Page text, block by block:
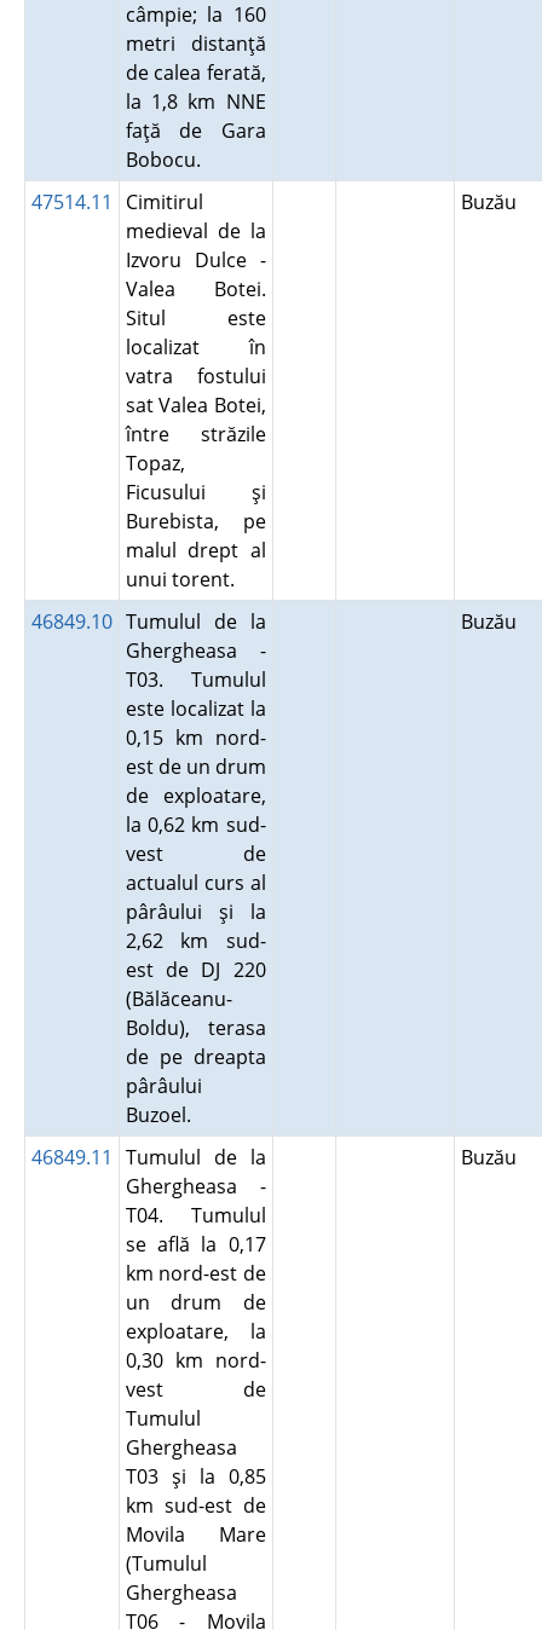
câmpie; la 160
metri distanţă
de calea ferată,
la 1,8 km NNE
faţă de Gara
Bobocu.
47514.11
Cimitirul
medieval de la
Izvoru Dulce -
Valea Botei.
Situl este
localizat în
vatra fostului
sat Valea Botei,
între străzile
Topaz,
Ficusului şi
Burebista, pe
malul drept al
unui torent.
Buzău
46849.10 Tumulul de la
Ghergheasa -
T03. Tumulul
este localizat la
0,15 km nord-
est de un drum
de exploatare,
la 0,62 km sud-
vest de
actualul curs al
pârâului şi la
2,62 km sud-
est de DJ 220
(Bălăceanu-
Boldu), terasa
de pe dreapta
pârâului
Buzoel.
Buzău
46849.11
Tumulul de la
Ghergheasa -
T04. Tumulul
se află la 0,17
km nord-est de
un drum de
exploatare, la
0,30 km nord-
vest de
Tumulul
Ghergheasa
T03 şi la 0,85
km sud-est de
Movila Mare
(Tumulul
Ghergheasa
T06 - Movila
Buzău